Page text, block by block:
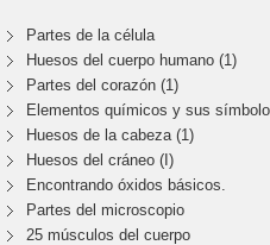
Partes de la célula
Huesos del cuerpo humano (1)
Partes del corazón (1)
Elementos químicos y sus
Huesos de la cabeza (1)
Huesos del cráneo (I)
Encontrando óxidos básicos.
Partes del microscopio
25 músculos del cuerpo